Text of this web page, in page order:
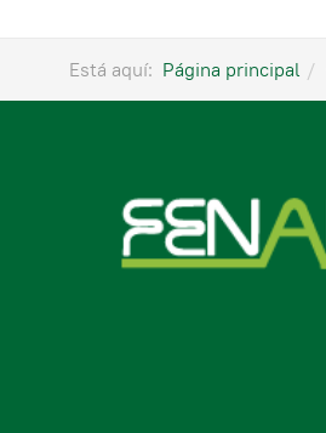
Está aquí: Página principal